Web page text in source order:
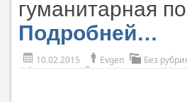
гуманитарная
Подробней…
10.02.2015 Evgen Без